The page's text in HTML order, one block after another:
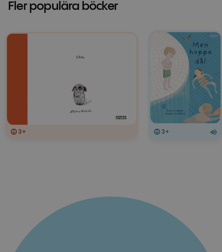
Fler populära böcker
3+ 3+